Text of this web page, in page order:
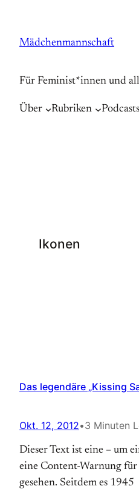
springen
Mädchenmannschaft
Für Feminist*innen und
Über Rubriken Podcasts
Ikonen
Das legendäre „Kissing
Okt. 12, 2012•3 Minuten
Dieser Text ist eine – um
eine Content-Warnung für
gesehen. Seitdem es 1945